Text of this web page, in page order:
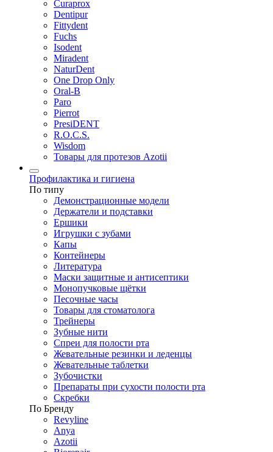
Curaprox
Dentipur
Fittydent
Fuchs
Isodent
Miradent
NaturDent
One Drop Only
Oral-B
Paro
Pierrot
PresiDENT
R.O.C.S.
Wisdom
Товары для протезов Azotii
Профилактика и гигиена
По типу
Демонстрационные модели
Держатели и подставки
Ершики
Игрушки с зубами
Капы
Контейнеры
Литература
Маски защитные и антисептики
Монопучковые щётки
Песочные часы
Товары для стоматолога
Трейнеры
Зубные нити
Спреи для полости рта
Жевательные резинки и леденцы
Жевательные таблетки
Зубочистки
Препараты при сухости полости рта
Скребки
По Бренду
Revyline
Anya
Azotii